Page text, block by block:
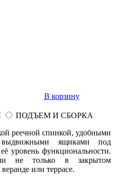
В корзину
ПОДЪЕМ И СБОРКА
реечной спинкой, удобными
ящиками под
уровень функциональности.
не только в закрытом
или террасе.